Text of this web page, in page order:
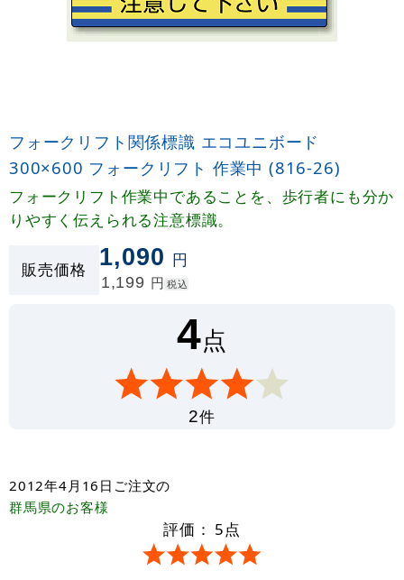
フォークリフト関係標識 エコユニボード
300×600 フォークリフト 作業中 (816-26)
フォークリフト作業中であることを、歩行者にも分か
りやすく伝えられる注意標識。
販売価格 1,090 円
1,199 円 税込
4点
2件
2012年4月16日 ご注文の
群馬県のお客様
評価： 5点